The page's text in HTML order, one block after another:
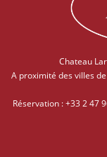
Chateau
A proximité des villes
Réservation :+33 2 47